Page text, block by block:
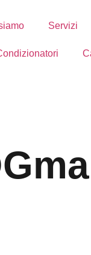
Servizi